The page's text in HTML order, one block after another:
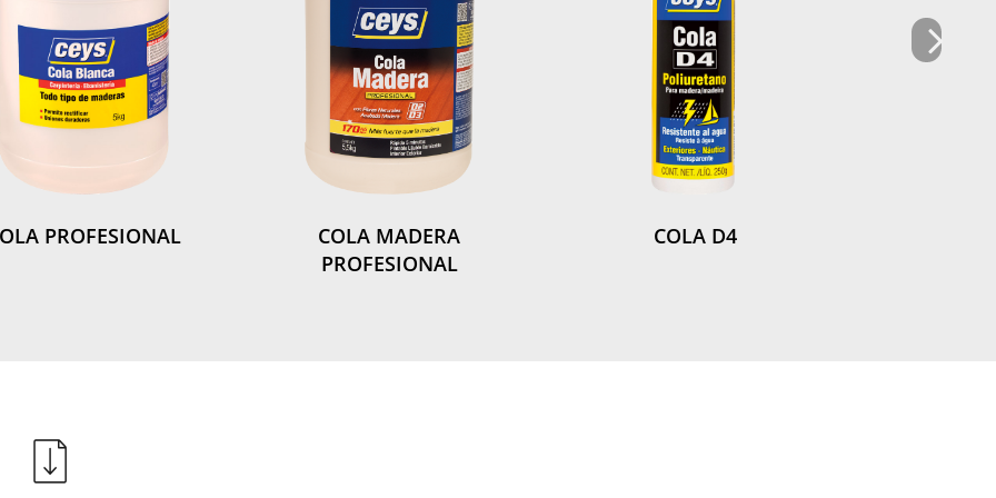
PROFESIONAL
COLA MADERA
PROFESIONAL
COLA D4